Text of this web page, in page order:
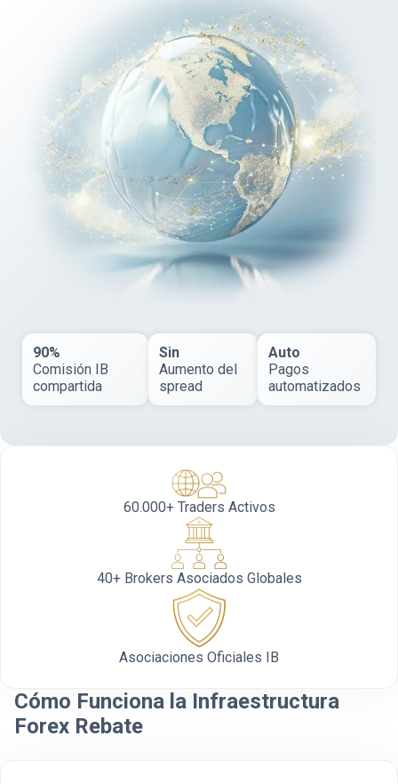
90%
Comisión IB
compartida
Sin
Aumento del
spread
Auto
Pagos
automatizados
60.000+ Traders Activos
40+ Brokers Asociados Globales
Asociaciones Oficiales IB
Cómo Funciona la Infraestructura
Forex Rebate